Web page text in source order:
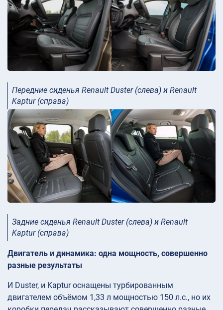
Передние сиденья Renault Duster (слева) и Renault
Kaptur (справа)
Задние сиденья Renault Duster (слева) и Renault
Kaptur (справа)
Двигатель и динамика: одна мощность, совершенно
разные результаты
И Duster, и Kaptur оснащены турбированным
двигателем объёмом 1,33 л мощностью 150 л.с., но их